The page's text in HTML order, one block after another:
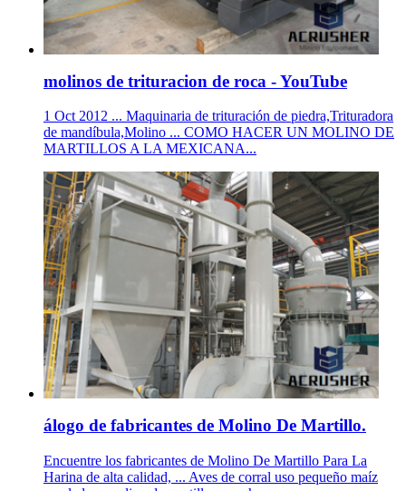
molinos de trituracion de roca - YouTube
1 Oct 2012 ... Maquinaria de trituración de piedra,Trituradora
de mandíbula,Molino ... COMO HACER UN MOLINO DE
MARTILLOS A LA MEXICANA...
álogo de fabricantes de Molino De Martillo.
Encuentre los fabricantes de Molino De Martillo Para La
Harina de alta calidad, ... Aves de corral uso pequeño maíz